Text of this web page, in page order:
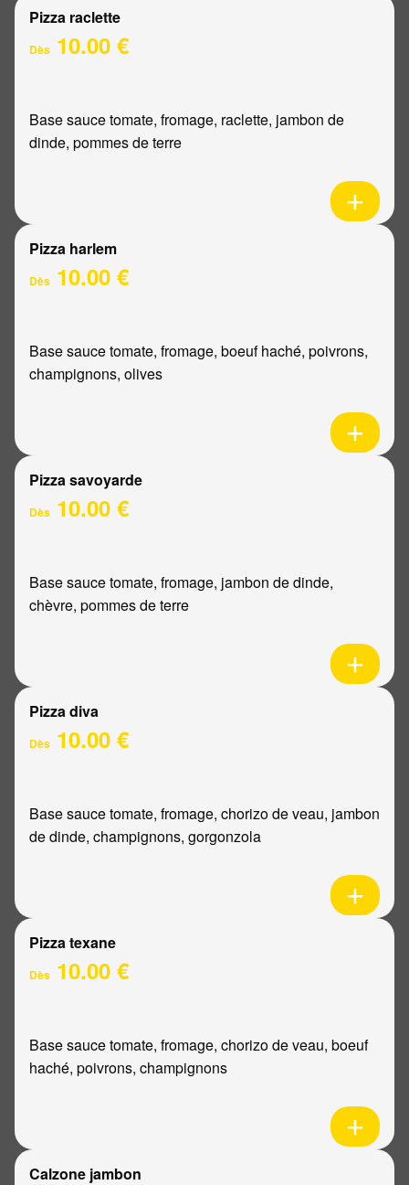
Pizza raclette
Dès 10.00 €
Base sauce tomate, fromage, raclette, jambon de
dinde, pommes de terre
Pizza harlem
Dès 10.00 €
Base sauce tomate, fromage, boeuf haché, poivrons,
champignons, olives
Pizza savoyarde
Dès 10.00 €
Base sauce tomate, fromage, jambon de dinde,
chèvre, pommes de terre
Pizza diva
Dès 10.00 €
Base sauce tomate, fromage, chorizo de veau, jambon
de dinde, champignons, gorgonzola
Pizza texane
Dès 10.00 €
Base sauce tomate, fromage, chorizo de veau, boeuf
haché, poivrons, champignons
Calzone jambon